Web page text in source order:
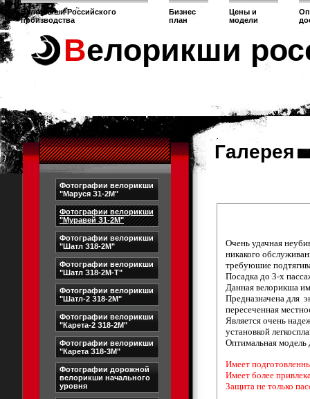
Велорикши Российского
производства
Бизнес
план
Цены и
модели
Велорикши
Фотографии велорикши
"Маруся З1-2М"
Фотографии велорикши
"Муравей З1-2М"
Фотографии велорикши
"Шатл З18-2М"
Фотографии велорикши
"Шатл З18-2М-Т"
Фотографии велорикши
"Шатл-2 З18-2М"
Фотографии велорикши
"Карета-2 З18-2М"
Фотографии велорикши
"Карета З18-3М"
Фотографии дорожной
велорикши начального
уровня
Галерея
Очень удачная
никакого
требуюшие
Посадка до 3-х
Данная велорикша
Предназначена для
пересеченная
Является очень
установкой
Оптимальная модель
Имеет
Имеет более
Защита не только